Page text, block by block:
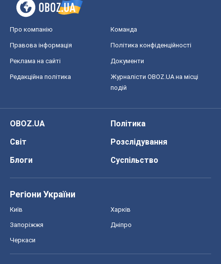
Про компанію Команда
Правова інформація Політика конфіденційності
Реклама на сайті Документи
Редакційна політика
Журналісти OBOZ.UA на місці
подій
OBOZ.UA
Політика
Світ
Розслідування
Блоги
Суспільство
Регіони України
Київ Харків
Запоріжжя Дніпро
Черкаси